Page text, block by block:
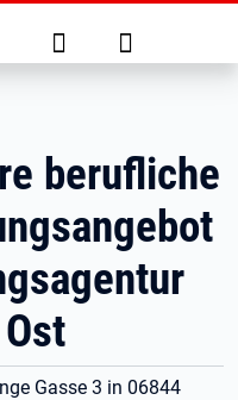
Suche Anmelden
berufliche
Gasse 3 in 06844